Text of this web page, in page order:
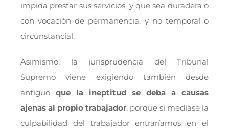
impida prestar sus servicios, y que sea duradera o
con vocación de permanencia, y no temporal o
circunstancial.
Asimismo, la jurisprudencia del Tribunal
Supremo viene exigiendo también desde
antiguo que la ineptitud se deba a causas
ajenas al propio trabajador, porque si mediase la
culpabilidad del trabajador entraríamos en el